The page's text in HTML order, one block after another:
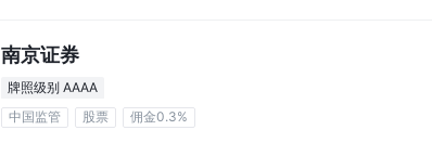
南京证券
牌照级别 AAAA
中国监管
股票 佣金0.3%